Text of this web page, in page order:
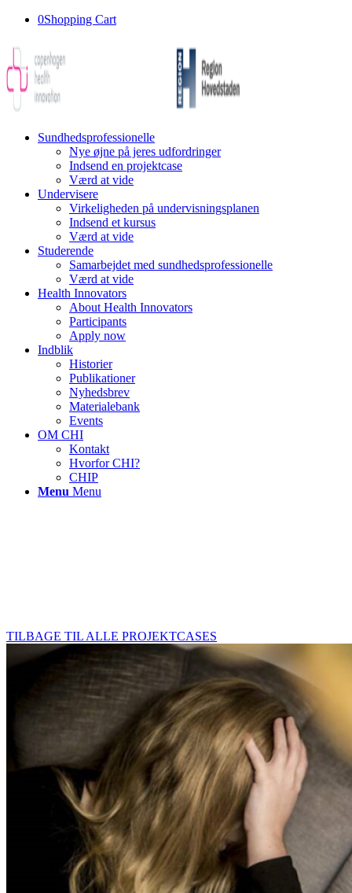
0Shopping Cart
Sundhedsprofessionelle
Nye øjne på jeres udfordringer
Indsend en projektcase
Værd at vide
Undervisere
Virkeligheden på undervisningsplanen
Indsend et kursus
Værd at vide
Studerende
Samarbejdet med sundhedsprofessionelle
Værd at vide
Health Innovators
About Health Innovators
Participants
Apply now
Indblik
Historier
Publikationer
Nyhedsbrev
Materialebank
Events
OM CHI
Kontakt
Hvorfor CHI?
CHIP
Menu Menu
TILBAGE TIL ALLE PROJEKTCASES